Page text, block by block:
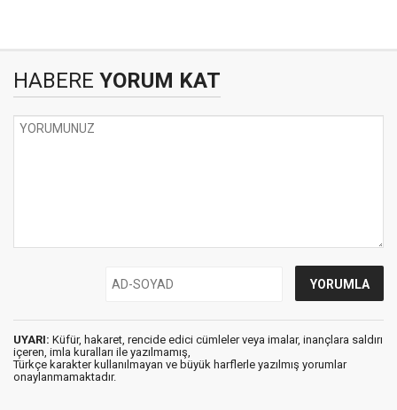
HABERE YORUM KAT
UYARI: Küfür, hakaret, rencide edici cümleler veya imalar, inançlara saldırı
içeren, imla kuralları ile yazılmamış,
Türkçe karakter kullanılmayan ve büyük harflerle yazılmış yorumlar
onaylanmamaktadır.